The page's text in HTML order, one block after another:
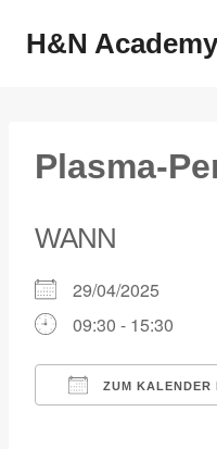
H&N
Plasma-
WANN
29/04/2025
09:30 - 15:30
ZUM KALENDER